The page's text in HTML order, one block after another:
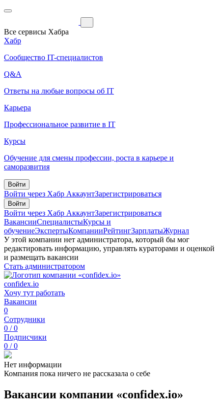
Все сервисы Хабра
Хабр
Сообщество IT-специалистов
Q&A
Ответы на любые вопросы об IT
Карьера
Профессиональное развитие в IT
Курсы
Обучение для смены профессии, роста в карьере и
саморазвития
Войти
Войти через Хабр АккаунтЗарегистрироваться
Войти
Войти через Хабр АккаунтЗарегистрироваться
ВакансииСпециалистыКурсы и
обучениеЭкспертыКомпанииРейтингЗарплатыЖурнал
У этой компании нет администратора, который бы мог
редактировать информацию, управлять кураторами и оценкой
и размещать вакансии
Стать администратором
confidex.io
Хочу тут работать
Вакансии
0
Сотрудники
0 / 0
Подписчики
0 / 0
Нет информации
Компания пока ничего не рассказала о себе
Вакансии компании «confidex.io»